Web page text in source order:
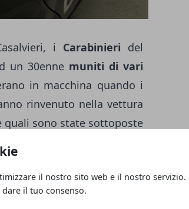
il nostro sito web e il nostro servizio.
il tuo consenso.
i Carabinieri del
un 30enne muniti di vari
in macchina quando i
rinvenuto nella vettura
quali sono state sottoposte
Un
a gas
pistola a gas è stata
per "porto d'arma ad aria